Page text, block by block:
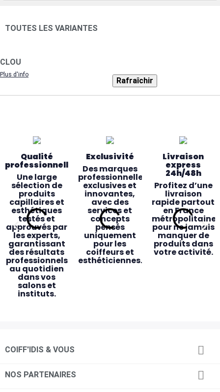
TOUTES LES VARIANTES
CLOU
Plus d'info
Qualité
professionnelle
Une large
sélection de
produits
capillaires et
esthétiques
testés et
approuvés par
les experts,
garantissant
des résultats
professionnels
au quotidien
dans vos
salons et
instituts.
Exclusivité
Des marques
professionnelles
exclusives et
innovantes,
avec des
services et
concepts
pensés
uniquement
pour les
coiffeurs et
esthéticiennes.
Livraison
express
24h/48h
Profitez d’une
livraison
rapide partout
en France
métropolitaine
pour ne jamais
manquer de
produits dans
votre activité.
Des magasins
pensés pour
24 magasins
Retrait
magasin
Commandez
en ligne avant
Accessibilité
& proximité
commerciaux
COIFF'IDIS & VOUS 
NOS PARTENAIRES 